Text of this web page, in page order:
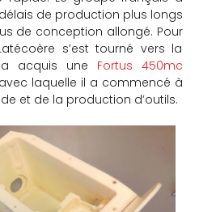
de production plus longs
de conception allongé. Pour
s’est tourné vers la
acquis une Fortus 450mc
laquelle il a commencé à
et de la production d’outils.